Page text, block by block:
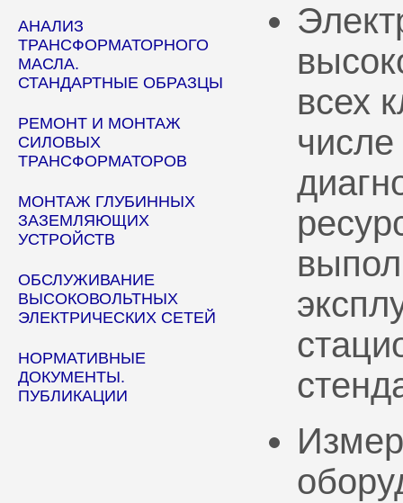
АНАЛИЗ
ТРАНСФОРМАТОРНОГО
МАСЛА.
СТАНДАРТНЫЕ ОБРАЗЦЫ
РЕМОНТ И МОНТАЖ
СИЛОВЫХ
ТРАНСФОРМАТОРОВ
МОНТАЖ ГЛУБИННЫХ
ЗАЗЕМЛЯЮЩИХ
УСТРОЙСТВ
ОБСЛУЖИВАНИЕ
ВЫСОКОВОЛЬТНЫХ
ЭЛЕКТРИЧЕСКИХ СЕТЕЙ
НОРМАТИВНЫЕ
ДОКУМЕНТЫ.
ПУБЛИКАЦИИ
всех